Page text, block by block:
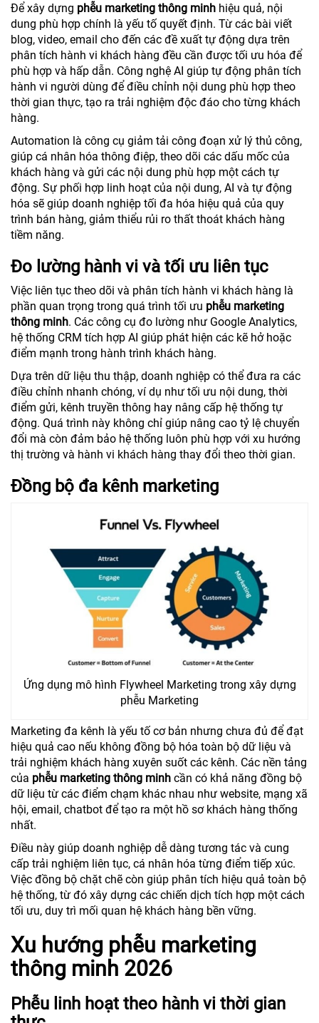
Để xây dựng phễu marketing thông minh hiệu quả, nội
dung phù hợp chính là yếu tố quyết định. Từ các bài viết
blog, video, email cho đến các đề xuất tự động dựa trên
phân tích hành vi khách hàng đều cần được tối ưu hóa để
phù hợp và hấp dẫn. Công nghệ AI giúp tự động phân tích
hành vi người dùng để điều chỉnh nội dung phù hợp theo
thời gian thực, tạo ra trải nghiệm độc đáo cho từng khách
hàng.
Automation là công cụ giảm tải công đoạn xử lý thủ công,
giúp cá nhân hóa thông điệp, theo dõi các dấu mốc của
khách hàng và gửi các nội dung phù hợp một cách tự
động. Sự phối hợp linh hoạt của nội dung, AI và tự động
hóa sẽ giúp doanh nghiệp tối đa hóa hiệu quả của quy
trình bán hàng, giảm thiểu rủi ro thất thoát khách hàng
tiềm năng.
Đo lường hành vi và tối ưu liên tục
Việc liên tục theo dõi và phân tích hành vi khách hàng là
phần quan trọng trong quá trình tối ưu phễu marketing
thông minh. Các công cụ đo lường như Google Analytics,
hệ thống CRM tích hợp AI giúp phát hiện các kẽ hở hoặc
điểm mạnh trong hành trình khách hàng.
Dựa trên dữ liệu thu thập, doanh nghiệp có thể đưa ra các
điều chỉnh nhanh chóng, ví dụ như tối ưu nội dung, thời
điểm gửi, kênh truyền thông hay nâng cấp hệ thống tự
động. Quá trình này không chỉ giúp nâng cao tỷ lệ chuyển
đổi mà còn đảm bảo hệ thống luôn phù hợp với xu hướng
thị trường và hành vi khách hàng thay đổi theo thời gian.
Đồng bộ đa kênh marketing
Ứng dụng mô hình Flywheel Marketing trong xây dựng
phễu Marketing
Marketing đa kênh là yếu tố cơ bản nhưng chưa đủ để đạt
hiệu quả cao nếu không đồng bộ hóa toàn bộ dữ liệu và
trải nghiệm khách hàng xuyên suốt các kênh. Các nền tảng
của phễu marketing thông minh cần có khả năng đồng bộ
dữ liệu từ các điểm chạm khác nhau như website, mạng xã
hội, email, chatbot để tạo ra một hồ sơ khách hàng thống
nhất.
Điều này giúp doanh nghiệp dễ dàng tương tác và cung
cấp trải nghiệm liên tục, cá nhân hóa từng điểm tiếp xúc.
Việc đồng bộ chặt chẽ còn giúp phân tích hiệu quả toàn bộ
hệ thống, từ đó xây dựng các chiến dịch tích hợp một cách
tối ưu, duy trì mối quan hệ khách hàng bền vững.
Xu hướng phễu marketing
thông minh 2026
Phễu linh hoạt theo hành vi thời gian